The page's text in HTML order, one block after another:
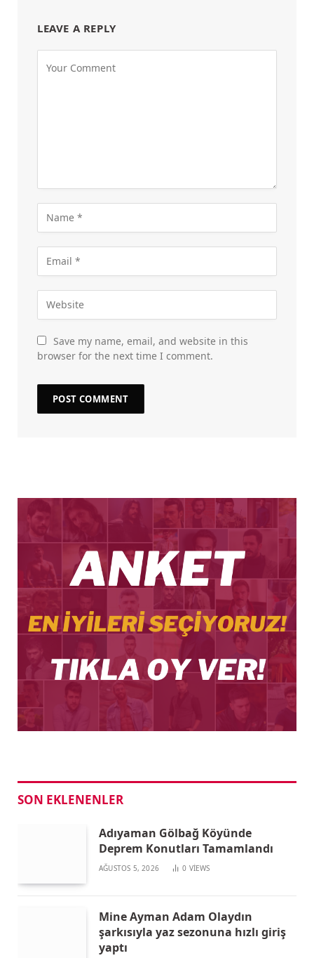
LEAVE A REPLY
Save my name, email, and website in this
browser for the next time I comment.
SON EKLENENLER
Adıyaman Gölbağ Köyünde
Deprem Konutları Tamamlandı
AĞUSTOS 5, 2026 0 VIEWS
Mine Ayman Adam Olaydın
şarkısıyla yaz sezonuna hızlı giriş
yaptı